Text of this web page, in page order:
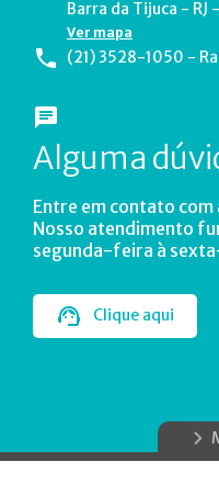
Barra da Tijuca -
Ver mapa
(21) 3528-1050 -
Alguma
Entre em contato com
Nosso atendimento
segunda-feira à
Clique aqui